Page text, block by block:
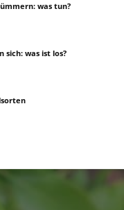
was tun?
was ist los?